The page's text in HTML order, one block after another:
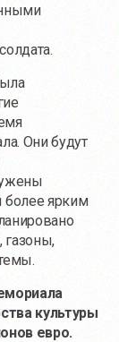
Они будут
ярким
газоны,
культуры
евро.